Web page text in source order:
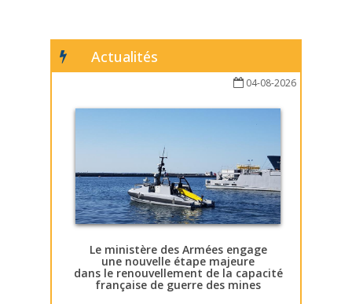
Actualités
04-08-2026
Le ministère des Armées engage
une nouvelle étape majeure
dans le renouvellement de la capacité
française de guerre des mines